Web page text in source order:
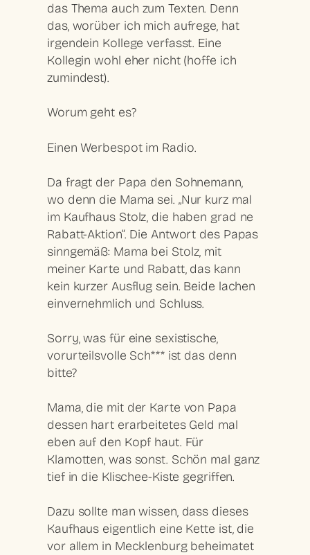
das Thema auch zum Texten. Denn
das, worüber ich mich aufrege, hat
irgendein Kollege verfasst. Eine
Kollegin wohl eher nicht (hoffe ich
zumindest).
Worum geht es?
Einen Werbespot im Radio.
Da fragt der Papa den Sohnemann,
wo denn die Mama sei. „Nur kurz mal
im Kaufhaus Stolz, die haben grad ne
Rabatt-Aktion“. Die Antwort des Papas
sinngemäß: Mama bei Stolz, mit
meiner Karte und Rabatt, das kann
kein kurzer Ausflug sein. Beide lachen
einvernehmlich und Schluss.
Sorry, was für eine sexistische,
vorurteilsvolle Sch*** ist das denn
bitte?
Mama, die mit der Karte von Papa
dessen hart erarbeitetes Geld mal
eben auf den Kopf haut. Für
Klamotten, was sonst. Schön mal ganz
tief in die Klischee-Kiste gegriffen.
Dazu sollte man wissen, dass dieses
Kaufhaus eigentlich eine Kette ist, die
vor allem in Mecklenburg beheimatet